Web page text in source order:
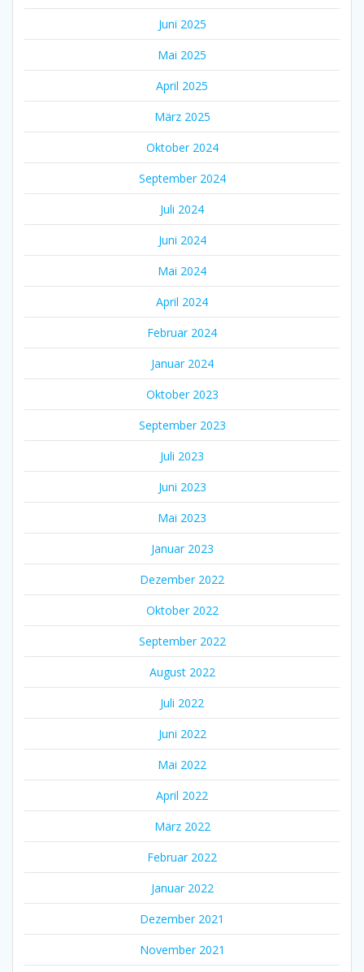
Juni 2025
Mai 2025
April 2025
März 2025
Oktober 2024
September 2024
Juli 2024
Juni 2024
Mai 2024
April 2024
Februar 2024
Januar 2024
Oktober 2023
September 2023
Juli 2023
Juni 2023
Mai 2023
Januar 2023
Dezember 2022
Oktober 2022
September 2022
August 2022
Juli 2022
Juni 2022
Mai 2022
April 2022
März 2022
Februar 2022
Januar 2022
Dezember 2021
November 2021